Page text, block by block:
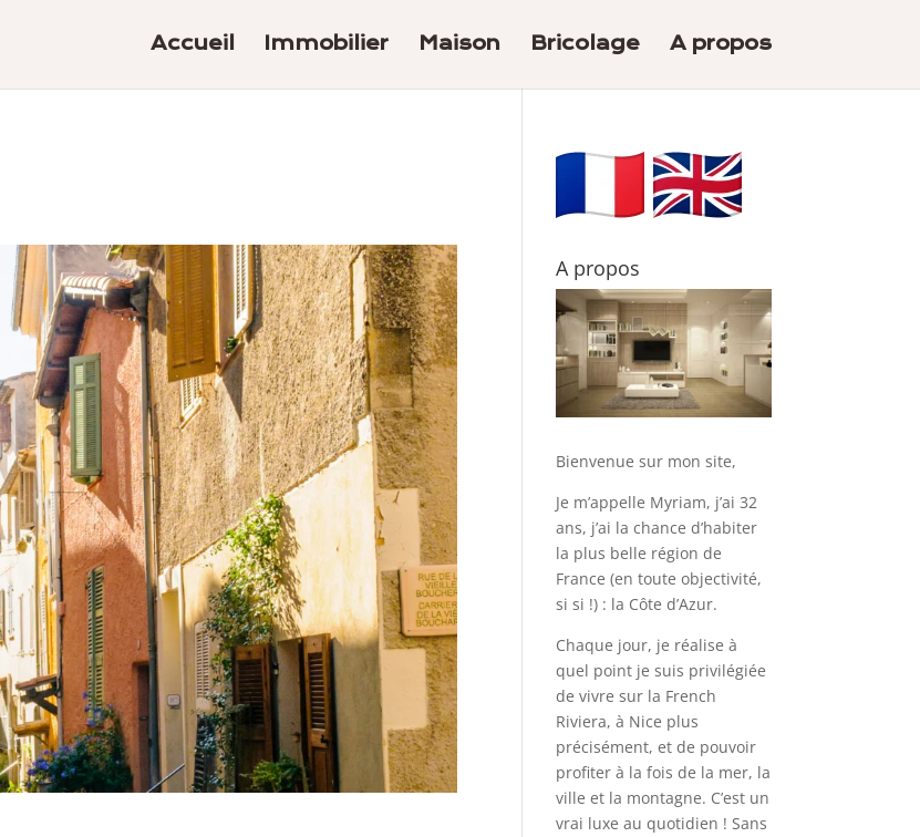
Accueil Immobilier Maison Bricolage A propos
A propos
Bienvenue sur mon site,
Je m’appelle Myriam, j’ai 32
ans, j’ai la chance d’habiter
la plus belle région de
France (en toute objectivité,
si si !) : la Côte d’Azur.
Chaque jour, je réalise à
quel point je suis privilégiée
de vivre sur la French
Riviera, à Nice plus
précisément, et de pouvoir
profiter à la fois de la mer, la
ville et la montagne. C’est un
vrai luxe au quotidien ! Sans